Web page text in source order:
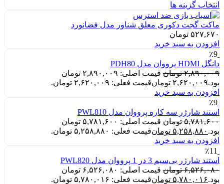
انتخاب گزینه ها
ماکت گجت دکوری معلق شناور مدل فضانورد
۵۲۷,۶۷۰ تومان
افزودن به سبد خرید
٪9
دانگل HDMI پرووان مدل PDH80
۲,۸۹۰,۰۰۹ تومان
قیمت اصلی: ۲,۸۹۰,۰۰۹ تومان
بود.۲,۶۲۰,۰۰۹ تومانقیمت فعلی: ۲,۶۲۰,۰۰۹ تومان.
افزودن به سبد خرید
٪9
استند شارژر سه کاره پرووان مدل PWL810
۵,۷۸۱,۶۰۰ تومان
قیمت اصلی: ۵,۷۸۱,۶۰۰ تومان
بود. ۵,۲۵۸,۸۸۰ تومانقیمت فعلی: ۵,۲۵۸,۸۸۰ تومان.
افزودن به سبد خرید
٪11
استند شارژر بی‌سیم 3 در 1 پرووان مدل PWL820
۶,۵۲۶,۰۸۰ تومان
قیمت اصلی: ۶,۵۲۶,۰۸۰ تومان
بود.۵,۷۸۰,۰۱۶ تومانقیمت فعلی: ۵,۷۸۰,۰۱۶ تومان.